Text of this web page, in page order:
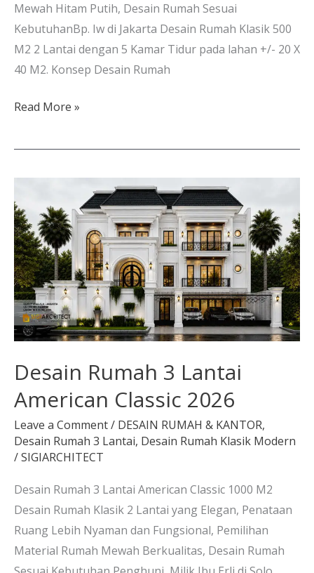
Mewah Hitam Putih, Desain Rumah Sesuai
KebutuhanBp. Iw di Jakarta Desain Rumah Klasik 500
M2 2 Lantai dengan 5 Kamar Tidur pada lahan +/- 20 X
40 M2. Konsep Desain Rumah
Read More »
Desain Rumah 3 Lantai
American Classic 2026
Leave a Comment/ DESAIN RUMAH & KANTOR,
Desain Rumah 3 Lantai, Desain Rumah Klasik Modern
/SIGIARCHITECT
Desain Rumah 3 Lantai American Classic 1000 M2
Desain Rumah Klasik 2 Lantai yang Elegan, Penataan
Ruang Lebih Nyaman dan Fungsional, Pemilihan
Material Rumah Mewah Berkualitas, Desain Rumah
Rumah
3
Lantai
American
Classic
2026